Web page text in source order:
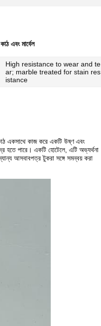
এবং মার্বেল
High resistance to wear and te
ar; marble treated for stain res
istance
একসাথে কাজ করে একটি উষ্ণ এবং
হতে পারে। একটি হোটেলে, এটি অভ্যর্থনা
আসবাবপত্র টুকরা সঙ্গে সমন্বয় করা